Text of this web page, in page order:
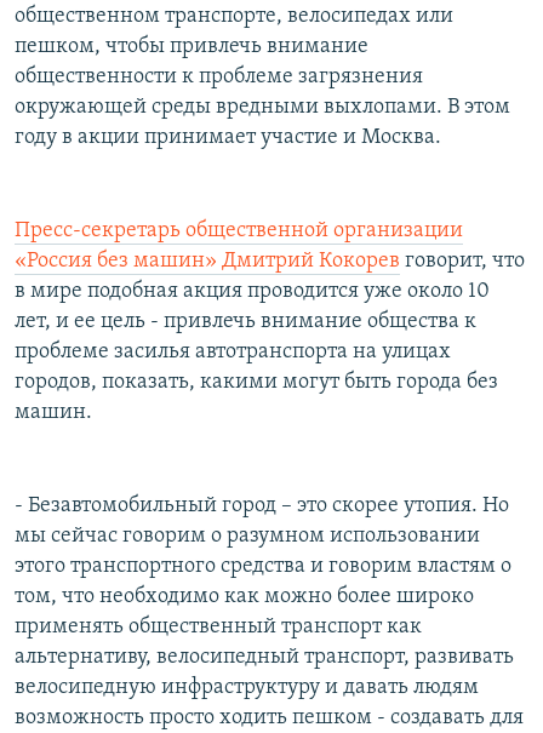
общественном транспорте, велосипедах или
пешком, чтобы привлечь внимание
общественности к проблеме загрязнения
окружающей среды вредными выхлопами. В этом
году в акции принимает участие и Москва.
Пресс-секретарь общественной организации
«Россия без машин» Дмитрий Кокорев говорит, что
в мире подобная акция проводится уже около 10
лет, и ее цель - привлечь внимание общества к
проблеме засилья автотранспорта на улицах
городов, показать, какими могут быть города без
машин.
- Безавтомобильный город – это скорее утопия. Но
мы сейчас говорим о разумном использовании
этого транспортного средства и говорим властям о
том, что необходимо как можно более широко
применять общественный транспорт как
альтернативу, велосипедный транспорт, развивать
велосипедную инфраструктуру и давать людям
возможность просто ходить пешком - создавать для